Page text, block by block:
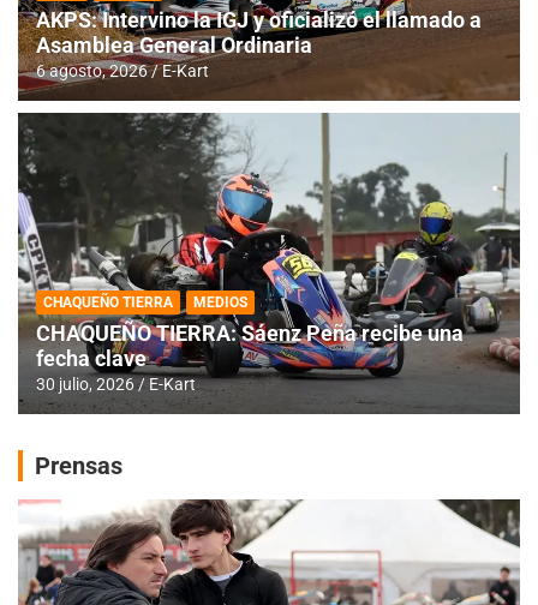
AKPS: Intervino la IGJ y oficializó el llamado a
Asamblea General Ordinaria
6 agosto, 2026 E-Kart
CHAQUEÑO TIERRA MEDIOS
CHAQUEÑO TIERRA: Sáenz Peña recibe una
fecha clave
30 julio, 2026 E-Kart
Prensas